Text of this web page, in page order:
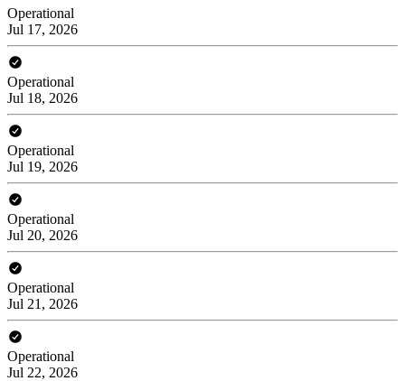
Operational
Jul 17, 2026
Operational
Jul 18, 2026
Operational
Jul 19, 2026
Operational
Jul 20, 2026
Operational
Jul 21, 2026
Operational
Jul 22, 2026